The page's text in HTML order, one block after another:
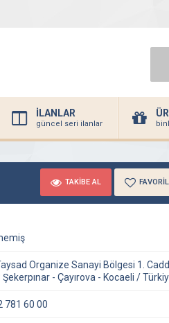
İLANLAR
güncel seri ilanlar
TAKİBE AL
Organize Sanayi Bölgesi 1.
Şekerpınar - Çayırova - Kocaeli /
781 60 00